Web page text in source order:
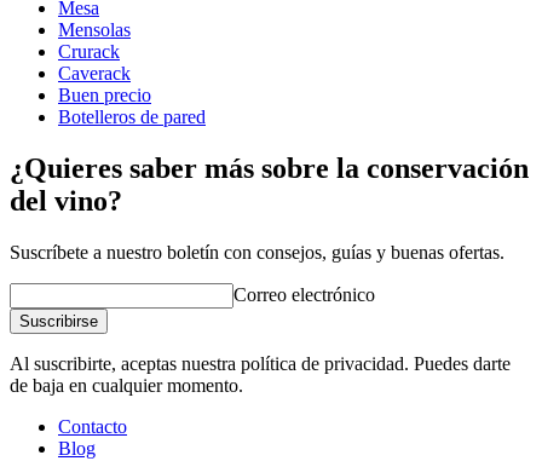
Profundidad (cm)
Peso (kg)
Mesa
Mensolas
Crurack
Caverack
Buen precio
Botelleros de pared
¿Quieres saber más sobre la conservación
del vino?
Suscríbete a nuestro boletín con consejos, guías y buenas ofertas.
Correo electrónico
Suscribirse
Al suscribirte, aceptas nuestra política de privacidad. Puedes darte
de baja en cualquier momento.
Contacto
Blog